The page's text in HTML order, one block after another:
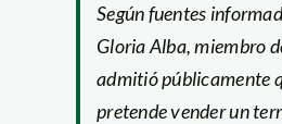
Según fuentes
Gloria Alba, miembro
admitió públicamente
pretende vender un